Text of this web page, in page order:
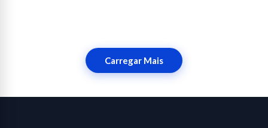
Carregar Mais